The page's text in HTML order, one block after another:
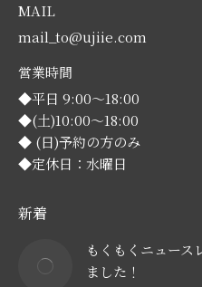
MAIL
mail_to@ujiie.com
営業時間
◆平日 9:00～18:00
◆(土)10:00～18:00
◆ (日)予約の方のみ
◆定休日：水曜日
新着
もくもくニュース
ました！